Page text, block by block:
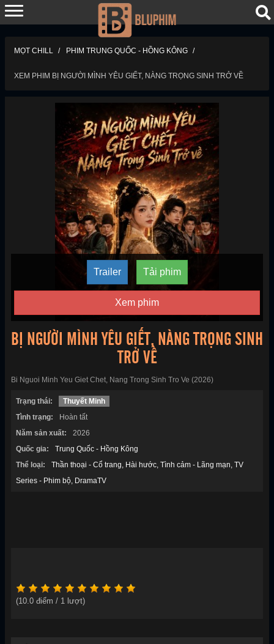
MỌT CHILL PHIM TRUNG QUỐC - HỒNG KÔNG
XEM PHIM BỊ NGƯỜI MÌNH YÊU GIẾT, NÀNG TRỌNG SINH TRỞ VỀ
Trailer Tải phim
Xem phim
BỊ NGƯỜI MÌNH YÊU GIẾT, NÀNG TRỌNG SINH
TRỞ VỀ
Bi Nguoi Minh Yeu Giet Chet, Nang Trong Sinh Tro Ve (2026)
Trạng thái:
Thuyết Minh
Tình trạng:
Hoàn tất
Năm sản xuất:
2026
Quốc gia:
Trung Quốc - Hồng Kông
Thể loại:
Thần thoại - Cổ trang Hài hước Tình cảm - Lãng mạn TV
Series - Phim bộ DramaTV
(10.0 điểm / 1 lượt)